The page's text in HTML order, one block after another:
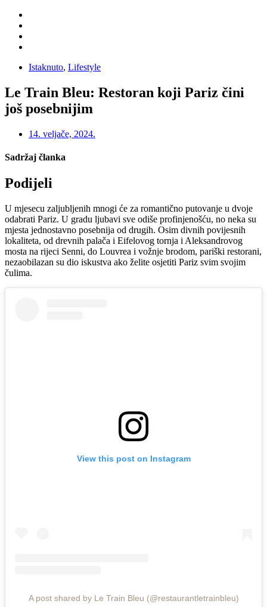
Istaknuto, Lifestyle
Le Train Bleu: Restoran koji Pariz čini
još posebnijim
14. veljače, 2024.
Sadržaj članka
Podijeli
U mjesecu zaljubljenih mnogi će za romantično putovanje u dvoje
odabrati Pariz. U gradu ljubavi sve odiše profinjenošću, no neka su
mjesta jednostavno posebnija od drugih. Osim divnih povijesnih
lokaliteta, od drevnih palača i Eifelovog tornja i Aleksandrovog
mosta na rijeci Senni, do Louvrea i vožnje brodom, pariški restorani,
nezaobilazan su dio iskustva ako želite osjetiti Pariz svim svojim
čulima.
View this post on Instagram
A post shared by Le Train Bleu (@restaurantletrainbleu)